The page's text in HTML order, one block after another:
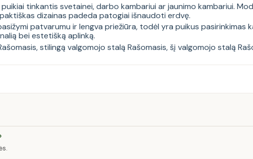
tinkantis svetainei, darbo kambariui ar jaunimo kambariui.
dizainas padeda patogiai išnaudoti erdvę.
patvarumu ir lengva priežiūra, todėl yra puikus pasirinkimas
bei estetišką aplinką.
,stilingą valgomojo stalą Rašomasis,šį valgomojo stalą